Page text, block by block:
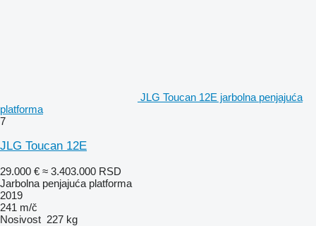
JLG Toucan 12E jarbolna penjajuća
platforma
7
JLG Toucan 12E
29.000 € ≈ 3.403.000 RSD
Jarbolna penjajuća platforma
2019
241 m/č
Nosivost 227 kg